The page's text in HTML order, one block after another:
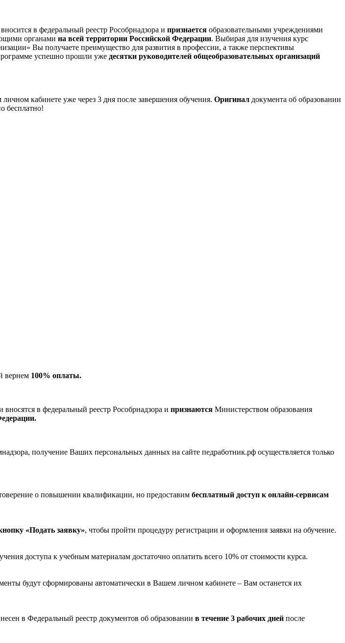
в федеральный реестр Рособрнадзора и признается образовательными учреждениями
органами на всей территории Российской Федерации. Выбирая для изучения курс
Вы получаете преимущество для развития в профессии, а также перспективы
успешно прошли уже десятки руководителей общеобразовательных организаций
кабинете уже через 3 дня после завершения обучения. Оригинал документа об образовании
бесплатно!
вернем 100% оплаты.
в федеральный реестр Рособрнадзора и признаются Министерством образования
получение Ваших персональных данных на сайте педработник.рф осуществляется только
о повышении квалификации, но предоставим бесплатный доступ к онлайн-сервисам
«Подать заявку», чтобы пройти процедуру регистрации и оформления заявки на обучение.
доступа к учебным материалам достаточно оплатить всего 10% от стоимости курса.
будут сформированы автоматически в Вашем личном кабинете – Вам останется их
в Федеральный реестр документов об образовании в течение 3 рабочих дней после